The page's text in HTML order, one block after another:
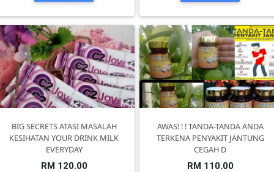
BIG SECRETS ATASI MASALAH
KESIHATAN YOUR DRINK MILK
EVERYDAY
RM 120.00
AWAS! ! ! TANDA-TANDA ANDA
TERKENA PENYAKIT JANTUNG
CEGAH D
RM 110.00
LAIN-
LAIN
KEPERLUAN(16)
SELECT
SELANGOR(37)